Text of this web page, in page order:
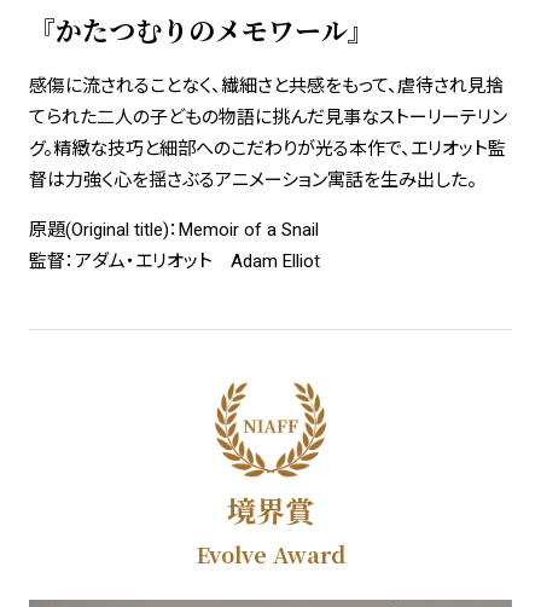
『かたつむりのメモワール』
感傷に流されることなく、繊細さと共感をもって、虐待され見捨
てられた二人の子どもの物語に挑んだ見事なストーリーテリン
グ。精緻な技巧と細部へのこだわりが光る本作で、エリオット監
督は力強く心を揺さぶるアニメーション寓話を生み出した。
原題(Original title)：Memoir of a Snail
監督：アダム・エリオット Adam Elliot
境界賞
Evolve Award